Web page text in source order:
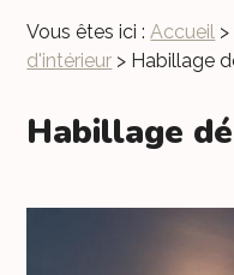
Vous êtes ici :Accueil >
d'intérieur > Habillage
Habillage